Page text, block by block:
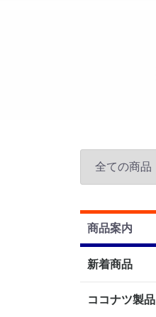
商品案内
新着商品
ココナツ製品